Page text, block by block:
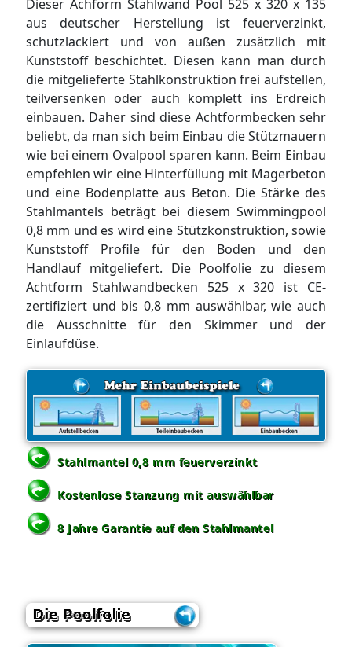
Dieser Achform Stahlwand Pool 525 x 320 x 135
aus deutscher Herstellung ist feuerverzinkt,
schutzlackiert und von außen zusätzlich mit
Kunststoff beschichtet. Diesen kann man durch
die mitgelieferte Stahlkonstruktion frei aufstellen,
teilversenken oder auch komplett ins Erdreich
einbauen. Daher sind diese Achtformbecken sehr
beliebt, da man sich beim Einbau die Stützmauern
wie bei einem Ovalpool sparen kann. Beim Einbau
empfehlen wir eine Hinterfüllung mit Magerbeton
und eine Bodenplatte aus Beton. Die Stärke des
Stahlmantels beträgt bei diesem Swimmingpool
0,8 mm und es wird eine Stützkonstruktion, sowie
Kunststoff Profile für den Boden und den
Handlauf mitgeliefert. Die Poolfolie zu diesem
Achtform Stahlwandbecken 525 x 320 ist CE-
zertifiziert und bis 0,8 mm auswählbar, wie auch
die Ausschnitte für den Skimmer und der
Einlaufdüse.
Stahlmantel 0,8 mm feuerverzinkt
Kostenlose Stanzung mit auswählbar
8 Jahre Garantie auf den Stahlmantel